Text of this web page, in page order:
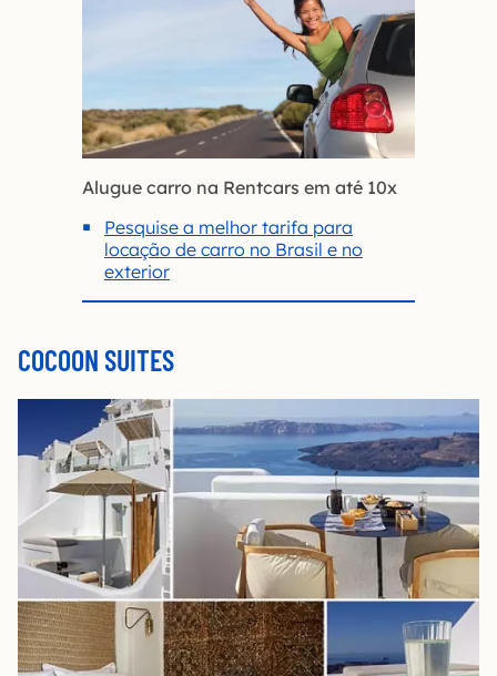
Alugue carro na Rentcars em até 10x
Pesquise a melhor tarifa para
locação de carro no Brasil e no
exterior
COCOON SUITES